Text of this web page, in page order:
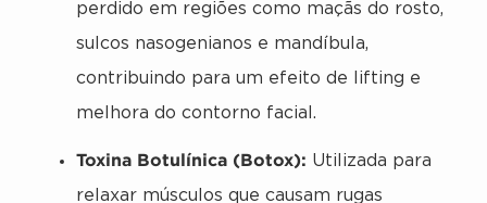
perdido em regiões como maçãs do rosto,
sulcos nasogenianos e mandíbula,
contribuindo para um efeito de lifting e
melhora do contorno facial.
Toxina Botulínica (Botox): Utilizada para
relaxar músculos que causam rugas